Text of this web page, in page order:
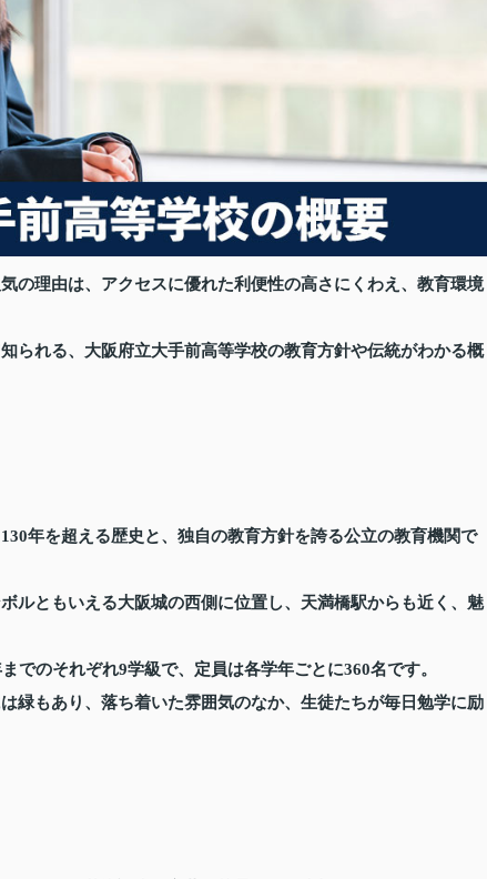
の理由は、アクセスに優れた利便性の高さにくわえ、教育環境
られる、大阪府立大手前高等学校の教育方針や伝統がわかる概
年を超える歴史と、独自の教育方針を誇る公立の教育機関で
ルともいえる大阪城の西側に位置し、天満橋駅からも近く、魅
でのそれぞれ9学級で、定員は各学年ごとに360名です。
緑もあり、落ち着いた雰囲気のなか、生徒たちが毎日勉学に励